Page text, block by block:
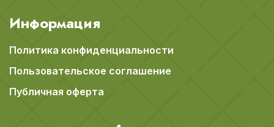
Информация
Политика конфиденциальности
Пользовательское соглашение
Публичная оферта